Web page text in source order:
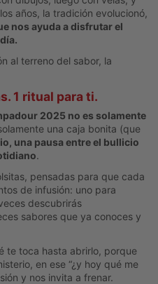
años, la tradición evolucionó,
nos ayuda a disfrutar el
al terreno del sabor, la
1 ritual para ti.
2025 no es solamente
una caja bonita (que
una pausa entre el bullicio
.
pensadas para que cada
de infusión: uno para
descubrirás
sabores que ya conoces y
te toca hasta abrirlo, porque
en ese “¿y hoy qué me
y nos invita a frenar.